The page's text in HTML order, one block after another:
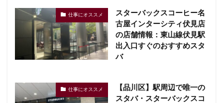
仕事にオススメ
スターバックスコーヒー名
古屋インターシティ伏見店
の店舗情報：東山線伏見駅
出入口すぐのおすすめスタ
バ
仕事にオススメ
【品川区】駅周辺で唯一の
スタバ・スターバックスコ